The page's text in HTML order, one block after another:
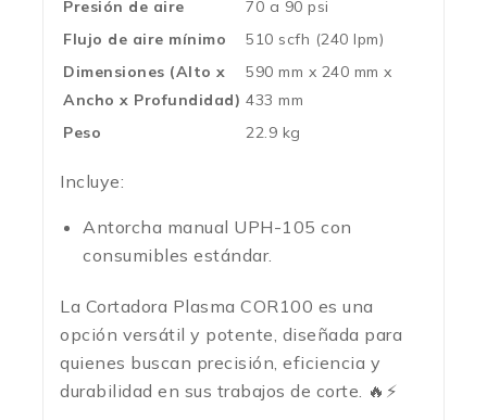
Presión de aire
70 a 90 psi
Flujo de aire mínimo
510 scfh (240 lpm)
Dimensiones (Alto x
Ancho x Profundidad)
590 mm x 240 mm x
433 mm
Peso
22.9 kg
Incluye:
Antorcha manual UPH-105 con
consumibles estándar.
La Cortadora Plasma COR100 es una
opción versátil y potente, diseñada para
quienes buscan precisión, eficiencia y
durabilidad en sus trabajos de corte. 🔥⚡